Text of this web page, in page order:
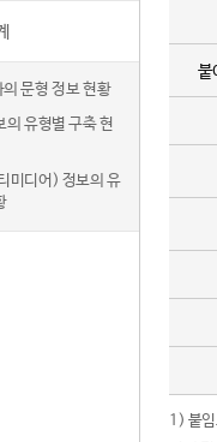
문형 정보 현황
의 유형별 구축 현
미디어) 정보의 유
붙
1) 붙